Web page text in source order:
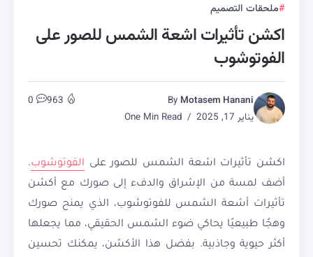
ملحقات التصميم
اكشن تأثيرات اشعة الشمس للصور على
الفوتوشوب
By Motasem Hanani
يناير 17, 2025
963
0
اكشن تأثيرات اشعة الشمس للصور على الفوتوشوب.
أضف لمسة من الإشراق والدفء إلى صورك مع أكشن
تأثيرات أشعة الشمس للفوتوشوب، الذي يمنح صورك
وهجًا طبيعيًا يحاكي ضوء الشمس الحقيقي، مما يجعلها
أكثر حيوية وجاذبية. بفضل هذا الأكشن، يمكنك تحسين